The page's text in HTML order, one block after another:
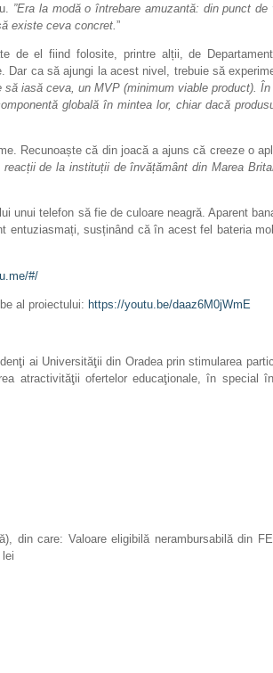
”Era la modă o întrebare amuzantă: din punct
existe ceva concret. ”
de el fiind folosite, printre alții, de
Dar ca să ajungi la acest nivel, trebuie să
iasă ceva, un MVP (minimum viable product).
globală în mintea lor, chiar dacă
Recunoaște că din joacă a ajuns că creeze o
de la instituții de învățământ din Marea
unui telefon să fie de culoare neagră. Aparent
entuziasmați, susținând că în acest fel bateria
#/
al proiectului: https://youtu.be/daaz6M0jWmE
ai Universităţii din Oradea prin stimularea
atractivităţii ofertelor educaţionale, în special
din care: Valoare eligibilă nerambursabilă din